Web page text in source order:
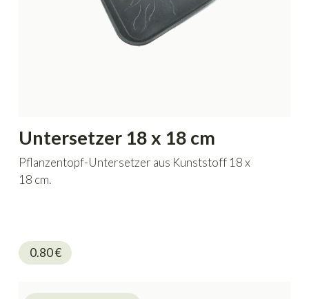
Untersetzer 18 x 18 cm
Pflanzentopf-Untersetzer aus Kunststoff 18 x
18 cm.
0.80€